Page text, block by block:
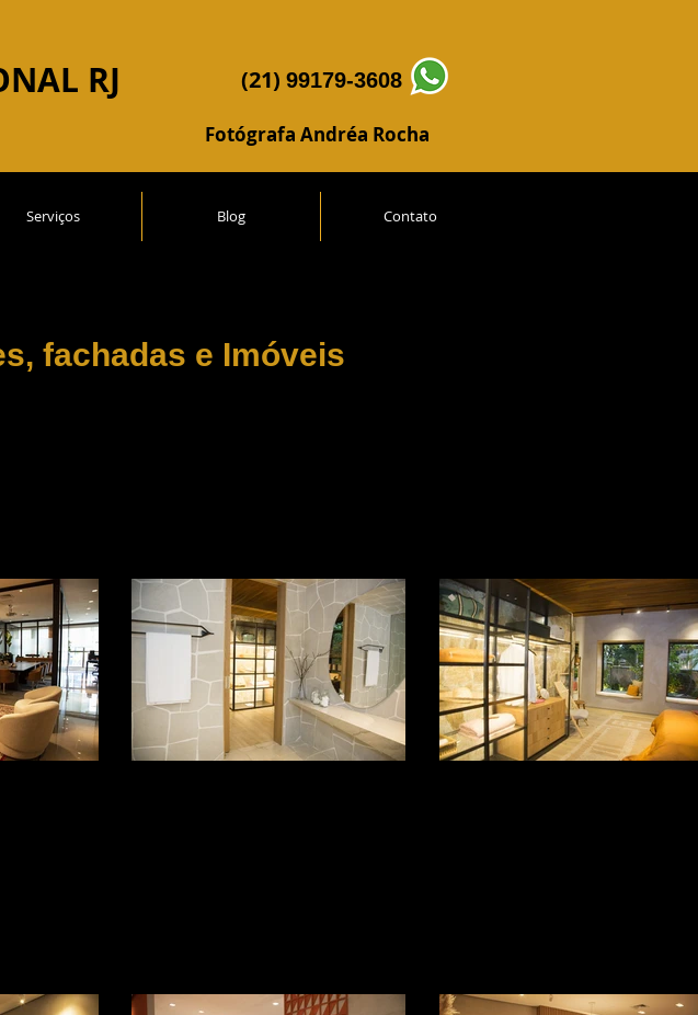
RJ (21) 99179-3608
Fotógrafa Andréa Rocha
Serviços Blog Contato
fachadas e Imóveis